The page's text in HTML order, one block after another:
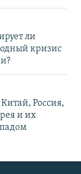
ли
кризис
Россия,
и их